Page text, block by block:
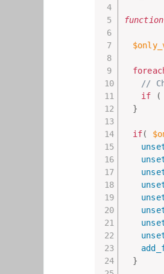
function
//
if
(
}
if(
}